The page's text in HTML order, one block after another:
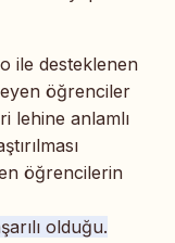
ile desteklenen
öğrenciler
lehine anlamlı
öğrencilerin
olduğu.